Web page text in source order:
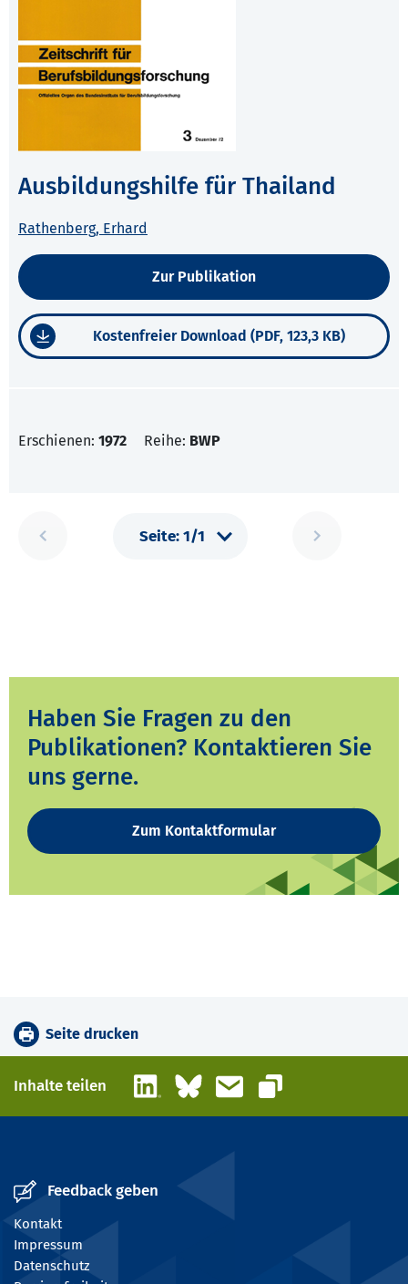
Ausbildungshilfe für Thailand
Rathenberg, Erhard
Zur Publikation
Kostenfreier Download (PDF, 123,3 KB)
Erschienen: 1972 Reihe: BWP
Haben Sie Fragen zu den
Publikationen? Kontaktieren Sie
uns gerne.
Zum Kontaktformular
Seite drucken
Inhalte teilen LinkedInBlueskyE-Mail
Link kopieren
Feedback geben
Kontakt
Impressum
Datenschutz